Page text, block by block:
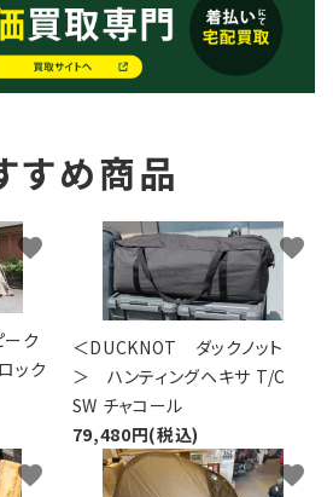
すめ商品
ク
ック
favorite
＜DUCKNOT ダックノット
＞ ハンティングヘキサ T/C
SW チャコール
79,480円(税込)
favorite
favorite favorite